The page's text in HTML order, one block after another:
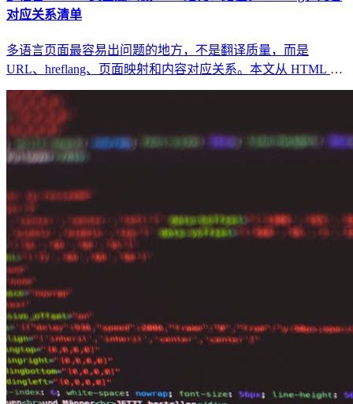
对应关系清单
多语言页面最容易出问题的地方，不是翻译质量，而是
URL、hreflang、页面映射和内容对应关系。本文从 HTML 编
辑器与网页编辑器视角，讲清多语言结构如何影响收录与可维
护性。